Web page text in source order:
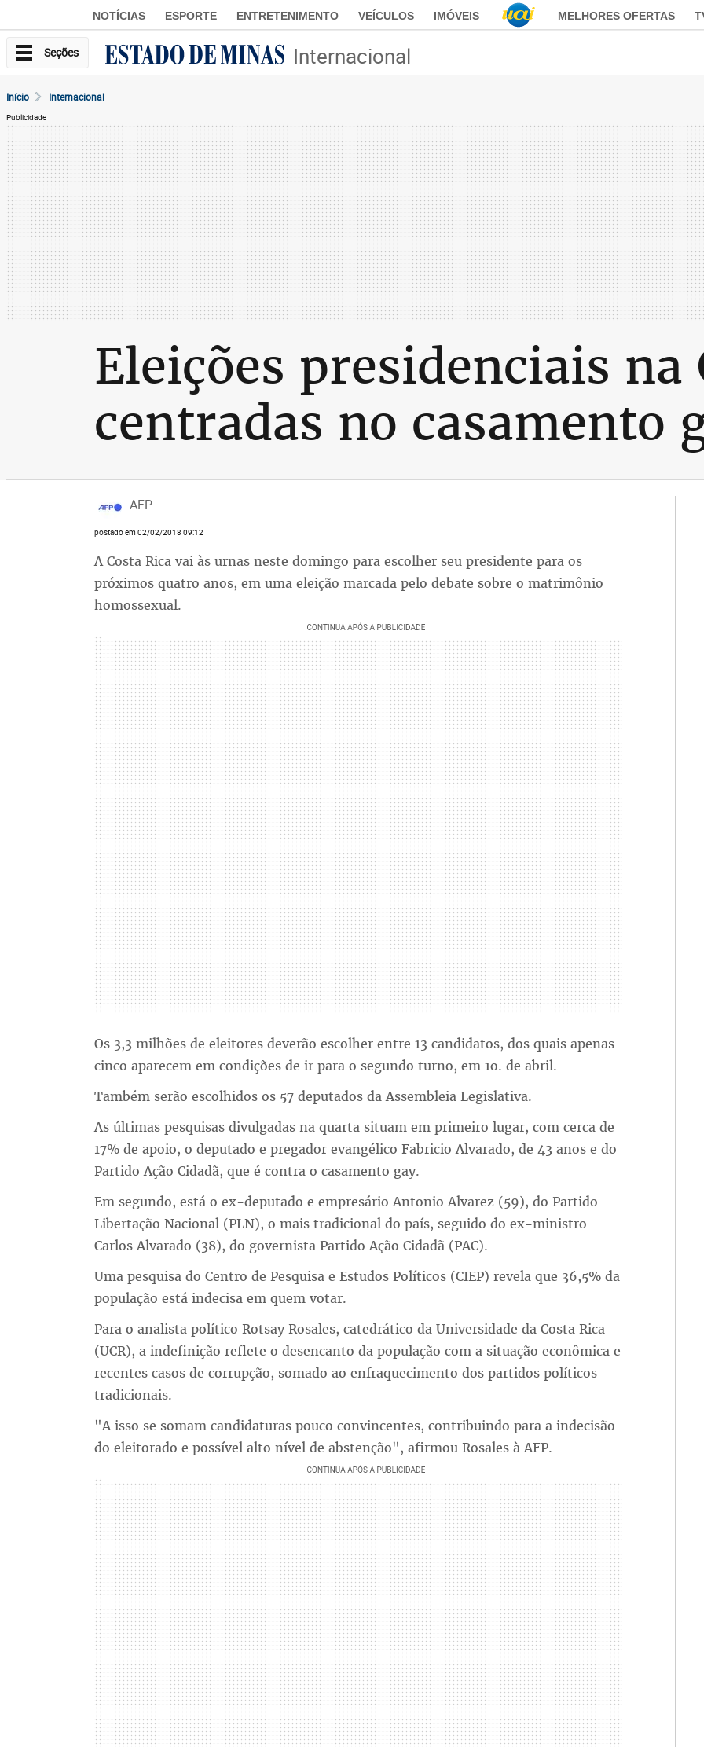
NOTÍCIAS ESPORTE ENTRETENIMENTO VEÍCULOS IMÓVEIS MELHORES OFERTAS
Seções Internacional
Início Internacional
Publicidade
Eleições presidenciais na
centradas no casamento
AFP
postado em 02/02/2018 09:12
A Costa Rica vai às urnas neste domingo para escolher seu presidente para os
próximos quatro anos, em uma eleição marcada pelo debate sobre o matrimônio
homossexual.
Os 3,3 milhões de eleitores deverão escolher entre 13 candidatos, dos quais apenas
cinco aparecem em condições de ir para o segundo turno, em 1o. de abril.
Também serão escolhidos os 57 deputados da Assembleia Legislativa.
As últimas pesquisas divulgadas na quarta situam em primeiro lugar, com cerca de
17% de apoio, o deputado e pregador evangélico Fabricio Alvarado, de 43 anos e do
Partido Ação Cidadã, que é contra o casamento gay.
Em segundo, está o ex-deputado e empresário Antonio Alvarez (59), do Partido
Libertação Nacional (PLN), o mais tradicional do país, seguido do ex-ministro
Carlos Alvarado (38), do governista Partido Ação Cidadã (PAC).
Uma pesquisa do Centro de Pesquisa e Estudos Políticos (CIEP) revela que 36,5% da
população está indecisa em quem votar.
Para o analista político Rotsay Rosales, catedrático da Universidade da Costa Rica
(UCR), a indefinição reflete o desencanto da população com a situação econômica e
recentes casos de corrupção, somado ao enfraquecimento dos partidos políticos
tradicionais.
"A isso se somam candidaturas pouco convincentes, contribuindo para a indecisão
do eleitorado e possível alto nível de abstenção", afirmou Rosales à AFP.